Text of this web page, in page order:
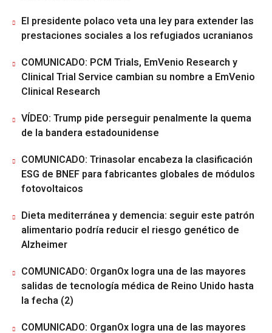
El presidente polaco veta una ley para extender las
prestaciones sociales a los refugiados ucranianos
COMUNICADO: PCM Trials, EmVenio Research y
Clinical Trial Service cambian su nombre a EmVenio
Clinical Research
VÍDEO: Trump pide perseguir penalmente la quema
de la bandera estadounidense
COMUNICADO: Trinasolar encabeza la clasificación
ESG de BNEF para fabricantes globales de módulos
fotovoltaicos
Dieta mediterránea y demencia: seguir este patrón
alimentario podría reducir el riesgo genético de
Alzheimer
COMUNICADO: OrganOx logra una de las mayores
salidas de tecnología médica de Reino Unido hasta
la fecha (2)
COMUNICADO: OrganOx logra una de las mayores